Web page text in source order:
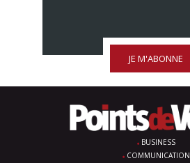
JE M'ABONNE
BUSINESS
COMMUNICATION